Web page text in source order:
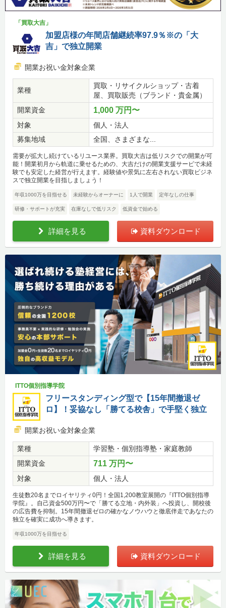
「買取大吉」
加盟店様の年間店舗継続率97.9％※の「大
吉」で独立開業
開業お祝い金対象企業
業種
買取・リサイクルショップ・古着
屋、買取販売（ブランド・貴金属）
開業資金
1,000 万円〜
対象
個人・法人
募集地域
全国、さまざまな...
需要が拡大し続けているリユース業界。買取大吉は低リスクでの開業が可
能！開業初月から軌道に乗せるための、大吉だけの開業支援サービで未経
験でも安定した経営が行えます。経験値や景気に左右されない買取ビジネ
スで独立開業を目指しましょう！
年収1000万を目指せる 未経験からオーナーに 1人で開業 定年なしの仕事
研修・サポートが充実 在庫なしで低リスク 低資金で始める
詳細を見る 資料ダウンロード
ITTO個別指導学院
フリースタンディング型で【15年間撤退ゼ
ロ】！妥協なし「勝てる校舎」で手堅く独立
開業お祝い金対象企業
業種
学習塾・個別指導塾・家庭教師
開業資金
711 万円〜
対象 個人・法人
生徒数20名までロイヤリティ0円！全国1,200教室展開の『ITTO個別指導
学院』。自己資金500万円〜で「勝てる立地・内外装」へ投資し、開校後
の広告費を抑制。15年間撤退ゼロの確かなノウハウと徹底伴走であなたの
独立を確実に成功へ導きます。
年収1000万を目指せる
詳細を見る 資料ダウンロード